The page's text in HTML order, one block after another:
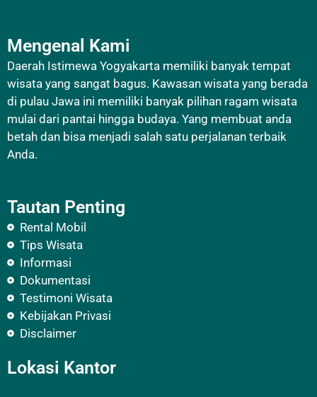
Mengenal Kami
Daerah Istimewa Yogyakarta memiliki banyak tempat
wisata yang sangat bagus. Kawasan wisata yang berada
di pulau Jawa ini memiliki banyak pilihan ragam wisata
mulai dari pantai hingga budaya. Yang membuat anda
betah dan bisa menjadi salah satu perjalanan terbaik
Anda.
Tautan Penting
Rental Mobil
Tips Wisata
Informasi
Dokumentasi
Testimoni Wisata
Kebijakan Privasi
Disclaimer
Lokasi Kantor